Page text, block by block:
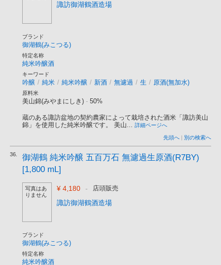
諏訪御湖鶴酒造場
ブランド
御湖鶴(みこつる)
特定名称
純米吟醸酒
キーワード
吟醸 / 純米 / 純米吟醸 / 新酒 / 無濾過 / 生 / 原酒(無加水)
原料米
美山錦(みやまにしき) - 50%
蔵のある諏訪盆地の契約農家によって栽培された酒米「諏訪美山
錦」を使用した純米吟醸です。 美山... 詳細ページへ
先頭へ | 別の検索へ
36.
御湖鶴 純米吟醸 五百万石 無濾過生原酒(R7BY)
[1,800 mL]
写真はあ
りません
¥ 4,180 - 店頭販売
諏訪御湖鶴酒造場
ブランド
御湖鶴(みこつる)
特定名称
純米吟醸酒